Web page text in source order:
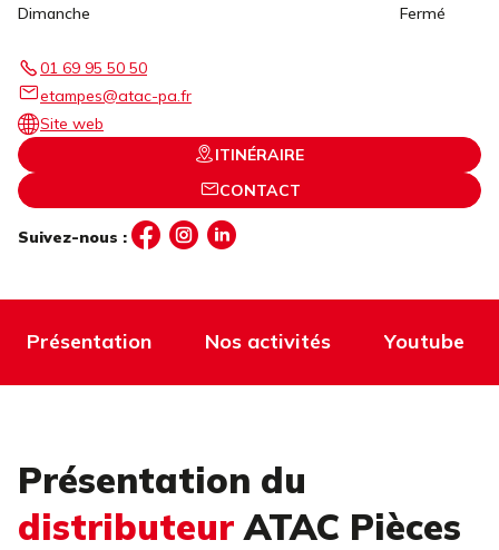
Dimanche Fermé
01 69 95 50 50
etampes@atac-pa.fr
Site web
ITINÉRAIRE
CONTACT
Suivez-nous :
Présentation Nos activités Youtube
Présentation du
distributeur ATAC Pièces